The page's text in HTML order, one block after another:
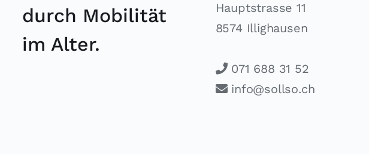
durch Mobilität
im Alter.
Hauptstrasse 11
8574 Illighausen
071 688 31 52
info@sollso.ch